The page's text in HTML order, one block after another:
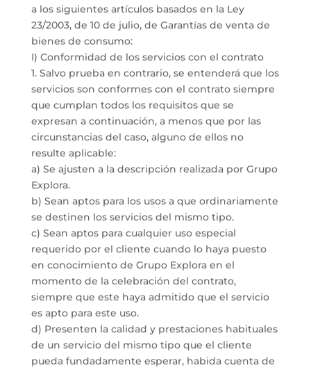
a los siguientes artículos basados en la Ley
23/2003, de 10 de julio, de Garantías de venta de
bienes de consumo:
I) Conformidad de los servicios con el contrato
1. Salvo prueba en contrario, se entenderá que los
servicios son conformes con el contrato siempre
que cumplan todos los requisitos que se
expresan a continuación, a menos que por las
circunstancias del caso, alguno de ellos no
resulte aplicable:
a) Se ajusten a la descripción realizada por Grupo
Explora.
b) Sean aptos para los usos a que ordinariamente
se destinen los servicios del mismo tipo.
c) Sean aptos para cualquier uso especial
requerido por el cliente cuando lo haya puesto
en conocimiento de Grupo Explora en el
momento de la celebración del contrato,
siempre que este haya admitido que el servicio
es apto para este uso.
d) Presenten la calidad y prestaciones habituales
de un servicio del mismo tipo que el cliente
pueda fundadamente esperar, habida cuenta de